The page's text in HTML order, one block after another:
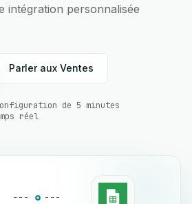
intégration personnalisée
Parler aux Ventes
de 5 minutes
réel